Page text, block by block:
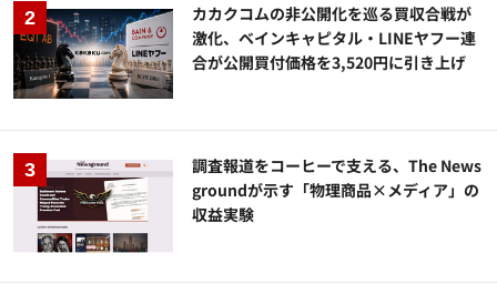
カカクコムの非公開化を巡る買収合戦が
激化、ベインキャピタル・LINEヤフー連
合が公開買付価格を3,520円に引き上げ
調査報道をコーヒーで支える、The News
groundが示す「物理商品×メディア」の
収益実験